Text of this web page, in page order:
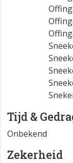
Tijd &
Onbekend
Zekerheid